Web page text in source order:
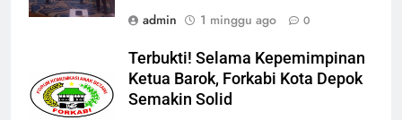
admin
1 minggu ago 0
Terbukti! Selama Kepemimpinan
Ketua Barok, Forkabi Kota Depok
Semakin Solid